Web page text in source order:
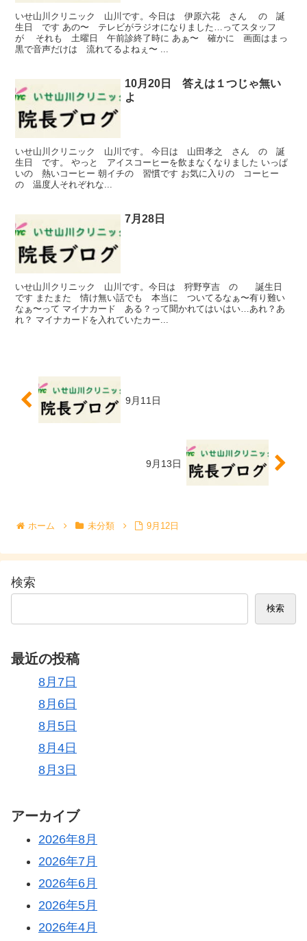
いせ山川クリニック 山川です。今日は 伊原六花 さん の 誕
生日 です あの〜 テレビがラジオになりました…ってスタッフ
が それも 土曜日 午前診終了時に あぁ〜 確かに 画面はまっ
黒で音声だけは 流れてるよねぇ〜 ...
10月20日 答えは１つじゃ無い
よ
いせ山川クリニック 山川です。 今日は 山田孝之 さん の 誕
生日 です。 やっと アイスコーヒーを飲まなくなりました いっぱ
いの 熱いコーヒー 朝イチの 習慣です お気に入りの コーヒー
の 温度人それぞれな...
7月28日
いせ山川クリニック 山川です。今日は 狩野亨吉 の 誕生日
です またまた 情け無い話でも 本当に ついてるなぁ〜有り難い
なぁ〜って マイナカード ある？って聞かれてはいはい…あれ？あ
れ？ マイナカードを入れていたカー...
9月11日
9月13日
ホーム 未分類 9月12日
検索
検索
最近の投稿
8月7日
8月6日
8月5日
8月4日
8月3日
アーカイブ
2026年8月
2026年7月
2026年6月
2026年5月
2026年4月